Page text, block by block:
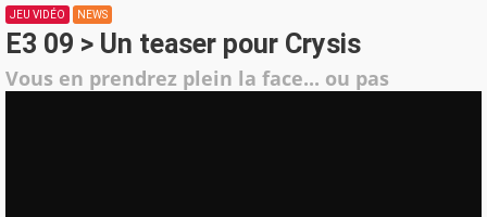
JEU VIDÉO NEWS
E3 09 > Un teaser pour Crysis
Vous en prendrez plein la face... ou pas